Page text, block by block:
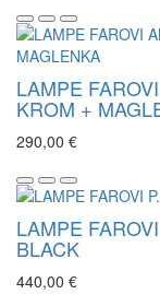
LAMPE
KROM +
290,00 €
LAMPE
BLACK
440,00 €